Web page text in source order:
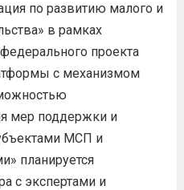
по развитию малого и
в рамках
проекта
с механизмом
мер поддержки и
МСП и
планируется
с экспертами и